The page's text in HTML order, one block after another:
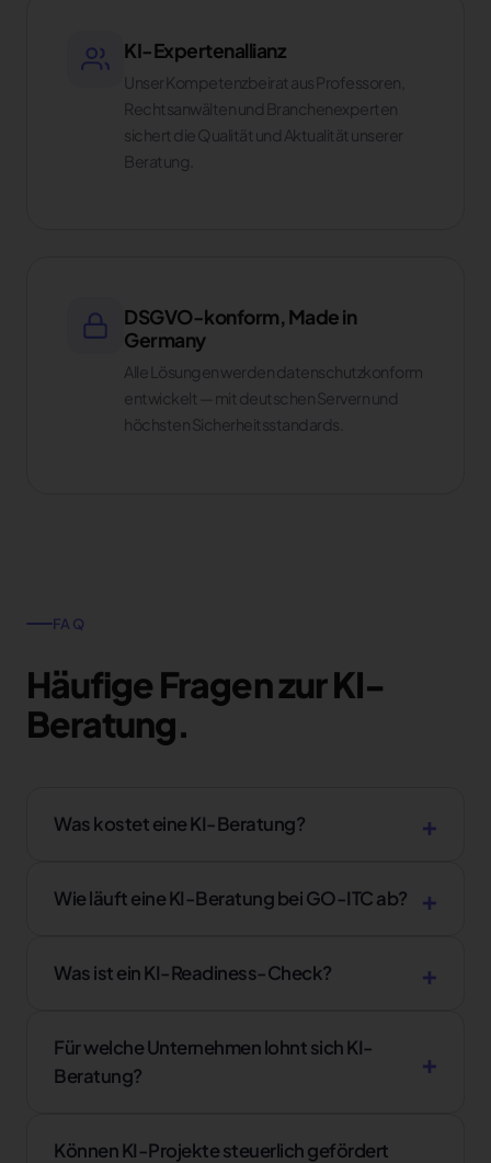
KI-Expertenallianz
Unser Kompetenzbeirat aus Professoren,
Rechtsanwälten und Branchenexperten
sichert die Qualität und Aktualität unserer
Beratung.
DSGVO-konform, Made in
Germany
Alle Lösungen werden datenschutzkonform
entwickelt — mit deutschen Servern und
höchsten Sicherheitsstandards.
FAQ
Häufige Fragen zur KI-
Beratung.
Was kostet eine KI-Beratung?
Wie läuft eine KI-Beratung bei GO-ITC ab?
Was ist ein KI-Readiness-Check?
Für welche Unternehmen lohnt sich KI-
Beratung?
Können KI-Projekte steuerlich gefördert